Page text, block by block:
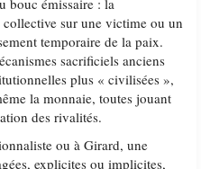
bouc émissaire : la
sur une victime ou un
temporaire de la paix.
sacrificiels anciens
plus « civilisées »,
la monnaie, toutes jouant
des rivalités.
ou à Girard, une
explicites ou implicites,